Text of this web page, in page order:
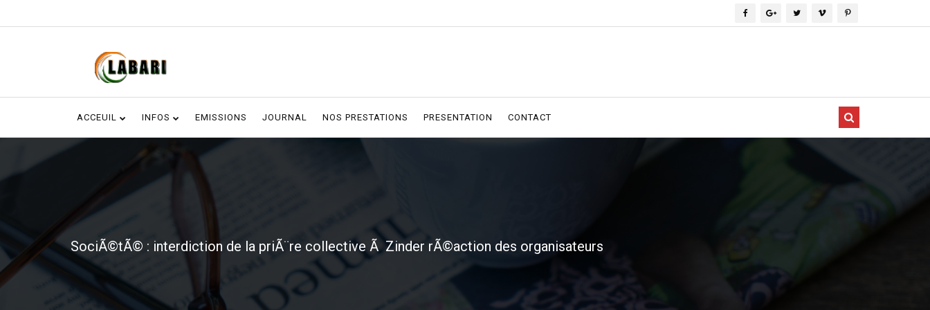
ACCEUIL INFOS EMISSIONS JOURNAL NOS PRESTATIONS PRESENTATION CONTACT
SociÃ©tÃ© : interdiction de la priÃ¨re collective Ã Zinder rÃ©action des organisateurs